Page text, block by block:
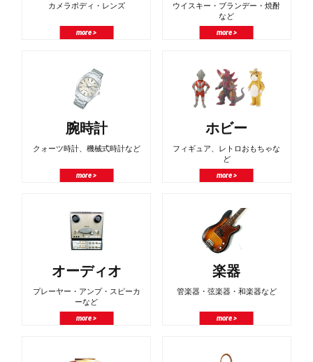
カメラボディ・レンズ
more >
ウイスキー・ブランデー・焼酎
など
more >
腕時計
クォーツ時計、機械式時計など
more >
ホビー
フィギュア、レトロおもちゃな
ど
more >
オーディオ
プレーヤー・アンプ・スピーカ
ーなど
more >
楽器
管楽器・弦楽器・和楽器など
more >